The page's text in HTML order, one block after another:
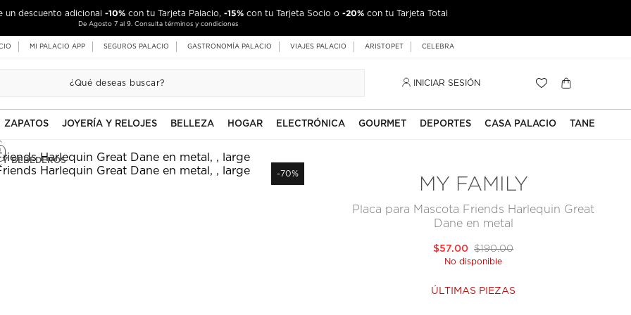
un descuento adicional -10% con tu Tarjeta Palacio, -15% con tu Tarjeta Socio o -20% con tu Tarjeta Total
De Agosto 7 al 9. Consulta términos y condiciones
MI PALACIO APP SEGUROS PALACIO GASTRONOMÍA PALACIO VIAJES PALACIO ARISTOPET CELEBRA
INICIAR SESIÓN
ZAPATOS JOYERÍA Y RELOJES BELLEZA HOGAR ELECTRÓNICA GOURMET DEPORTES CASA PALACIO TANE
Y BEBEDEROS
-70%
MY FAMILY
Placa para Mascota Friends Harlequin Great
Dane en metal
$190.00
$57.00
No disponible
ÚLTIMAS PIEZAS